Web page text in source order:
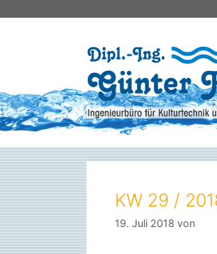
KW 29 /
19. Juli 2018 von